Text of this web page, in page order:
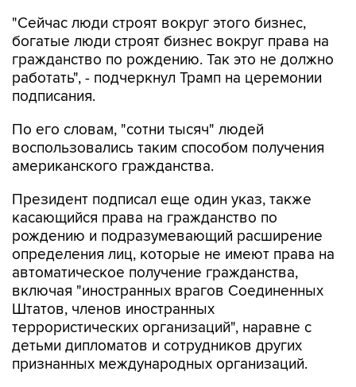
"Сейчас люди строят вокруг этого бизнес,
богатые люди строят бизнес вокруг права на
гражданство по рождению. Так это не должно
работать", - подчеркнул Трамп на церемонии
подписания.
По его словам, "сотни тысяч" людей
воспользовались таким способом получения
американского гражданства.
Президент подписал еще один указ, также
касающийся права на гражданство по
рождению и подразумевающий расширение
определения лиц, которые не имеют права на
автоматическое получение гражданства,
включая "иностранных врагов Соединенных
Штатов, членов иностранных
террористических организаций", наравне с
детьми дипломатов и сотрудников других
признанных международных организаций.